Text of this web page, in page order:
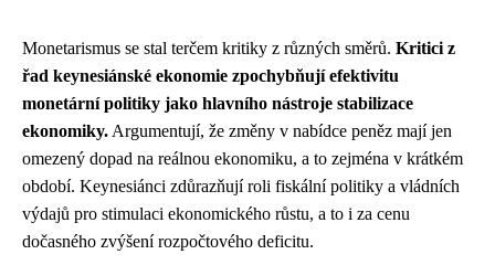
Monetarismus se stal terčem kritiky z různých směrů. Kritici z
řad keynesiánské ekonomie zpochybňují efektivitu
monetární politiky jako hlavního nástroje stabilizace
ekonomiky. Argumentují, že změny v nabídce peněz mají jen
omezený dopad na reálnou ekonomiku, a to zejména v krátkém
období. Keynesiánci zdůrazňují roli fiskální politiky a vládních
výdajů pro stimulaci ekonomického růstu, a to i za cenu
dočasného zvýšení rozpočtového deficitu.